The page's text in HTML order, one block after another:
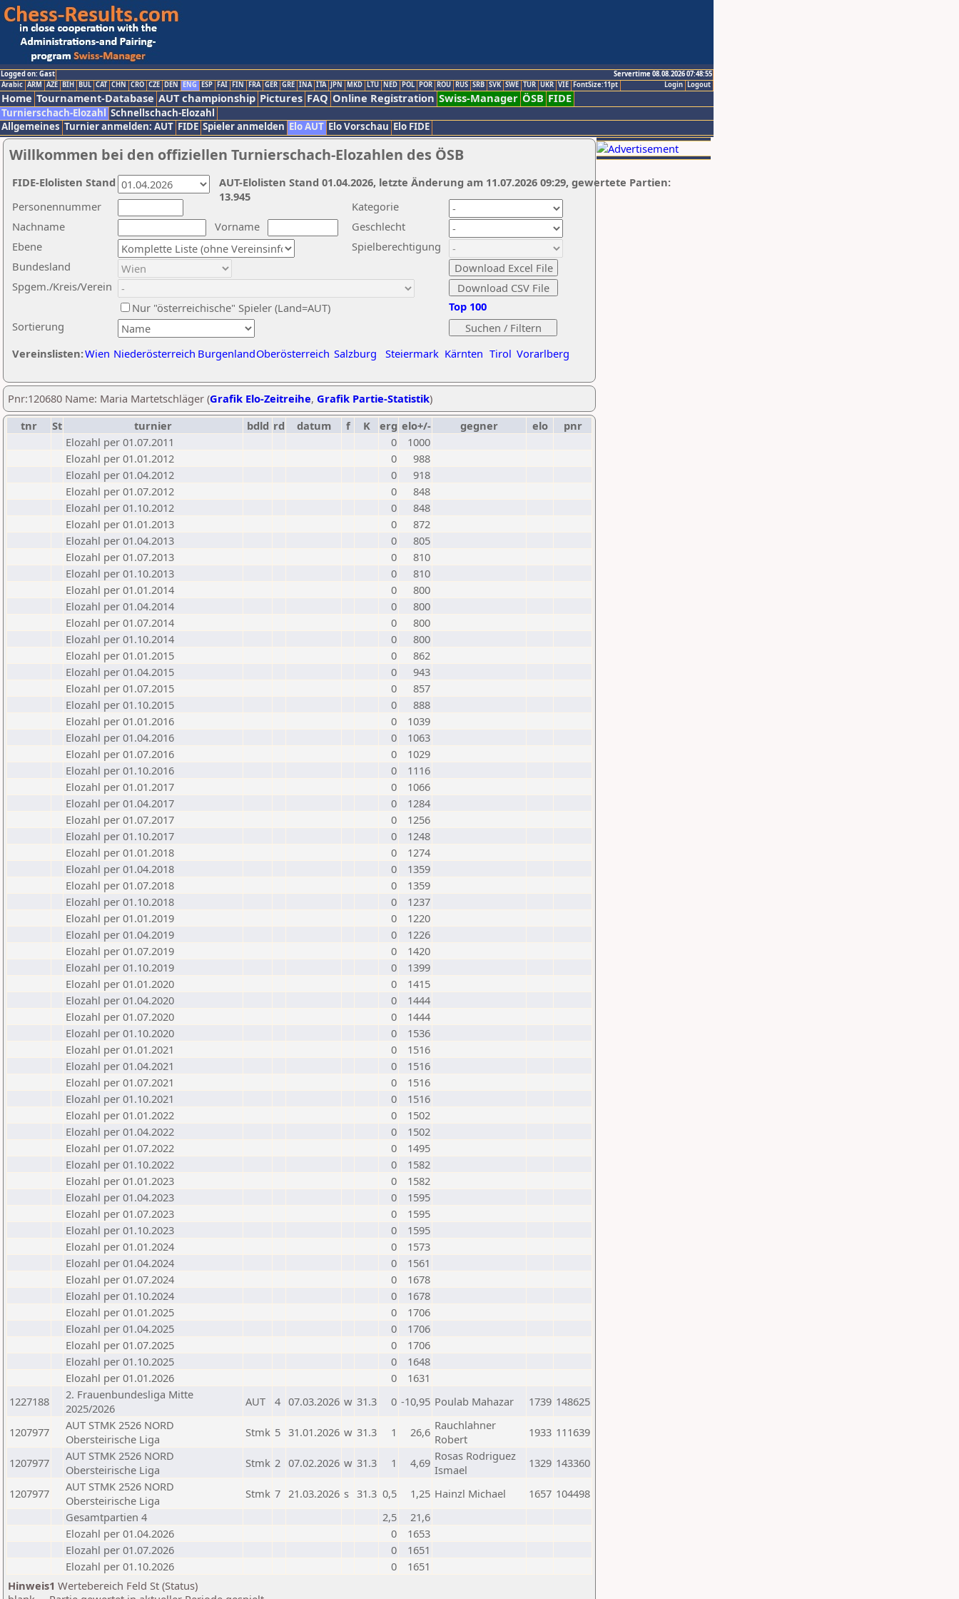
Logged on: Gast
Servertime 08.08.2026 07:48:55
Logout
Login
Arabic ARM AZE BIH BUL CAT CHN CRO CZE DEN ENG ESP FAI FIN FRA GER GRE INA ITA JPN MKD LTU NED POL POR ROU RUS SRB SVK SWE TUR UKR VIE FontSize:11pt
Home Tournament-Database AUT championship Pictures FAQ Online Registration Swiss-Manager ÖSB FIDE
Turnierschach-Elozahl Schnellschach-Elozahl
Allgemeines Turnier anmelden: AUT FIDE Spieler anmelden Elo AUT Elo Vorschau Elo FIDE
Willkommen bei den offiziellen Turnierschach-Elozahlen des ÖSB
Nachname
Vorname
Ebene
Kategorie
Sortierung
Personennummer
Bundesland
Spgem./Kreis/Verein
Geschlecht
Nur "österreichische" Spieler (Land=AUT)
Spielberechtigung
Vereinslisten:Wien Niederösterreich BurgenlandOberösterreich Salzburg Steiermark Kärnten Tirol Vorarlberg
Top 100
AUT-Elolisten Stand 01.04.2026, letzte Änderung am 11.07.2026 09:29, gewertete Partien:
13.945
FIDE-Elolisten Stand
Pnr:120680 Name: Maria Martetschläger (Grafik Elo-Zeitreihe, Grafik Partie-Statistik)
tnr
St turnier bdld rd datum f K erg elo+/- gegner elo
pnr
Elozahl per 01.07.2011
0
1000
Elozahl per 01.01.2012
0
988
Elozahl per 01.04.2012
0
918
Elozahl per 01.07.2012
0
848
Elozahl per 01.10.2012
0
848
Elozahl per 01.01.2013
0
872
Elozahl per 01.04.2013
0
805
Elozahl per 01.07.2013
0
810
Elozahl per 01.10.2013
0
810
Elozahl per 01.01.2014
0
800
Elozahl per 01.04.2014
0
800
Elozahl per 01.07.2014
0
800
Elozahl per 01.10.2014
0
800
Elozahl per 01.01.2015
0
862
Elozahl per 01.04.2015
0
943
Elozahl per 01.07.2015
0
857
Elozahl per 01.10.2015
0
888
Elozahl per 01.01.2016
0
1039
Elozahl per 01.04.2016
0
1063
Elozahl per 01.07.2016
0
1029
Elozahl per 01.10.2016
0
1116
Elozahl per 01.01.2017
0
1066
Elozahl per 01.04.2017
0
1284
Elozahl per 01.07.2017
0
1256
Elozahl per 01.10.2017
0
1248
Elozahl per 01.01.2018
0
1274
Elozahl per 01.04.2018
0
1359
Elozahl per 01.07.2018
0
1359
Elozahl per 01.10.2018
0
1237
Elozahl per 01.01.2019
0
1220
Elozahl per 01.04.2019
0
1226
Elozahl per 01.07.2019
0
1420
Elozahl per 01.10.2019
0
1399
Elozahl per 01.01.2020
0
1415
Elozahl per 01.04.2020
0
1444
Elozahl per 01.07.2020
0
1444
Elozahl per 01.10.2020
0
1536
Elozahl per 01.01.2021
0
1516
Elozahl per 01.04.2021
0
1516
Elozahl per 01.07.2021
0
1516
Elozahl per 01.10.2021
0
1516
Elozahl per 01.01.2022
0
1502
Elozahl per 01.04.2022
0
1502
Elozahl per 01.07.2022
0
1495
Elozahl per 01.10.2022
0
1582
Elozahl per 01.01.2023
0
1582
Elozahl per 01.04.2023
0
1595
Elozahl per 01.07.2023
0
1595
Elozahl per 01.10.2023
0
1595
Elozahl per 01.01.2024
0
1573
Elozahl per 01.04.2024
0
1561
Elozahl per 01.07.2024
0
1678
Elozahl per 01.10.2024
0
1678
Elozahl per 01.01.2025
0
1706
Elozahl per 01.04.2025
0
1706
Elozahl per 01.07.2025
0
1706
Elozahl per 01.10.2025
0
1648
Elozahl per 01.01.2026
0
1631
1227188
2. Frauenbundesliga Mitte
2025/2026
AUT 4 07.03.2026 w 31.3 0 -10,95 Poulab Mahazar 1739 148625
1207977
AUT STMK 2526 NORD
Obersteirische Liga
Stmk 5 31.01.2026 w 31.3 1 26,6 Rauchlahner
Robert
1933 111639
1207977
AUT STMK 2526 NORD
Obersteirische Liga
Stmk 2 07.02.2026 w 31.3 1 4,69 Rosas Rodriguez
Ismael
1329 143360
1207977
AUT STMK 2526 NORD
Obersteirische Liga
Stmk 7 21.03.2026 s 31.3 0,5 1,25 Hainzl Michael 1657 104498
Gesamtpartien 4
2,5
21,6
Elozahl per 01.04.2026
0
1653
Elozahl per 01.07.2026
0
1651
Elozahl per 01.10.2026
0
1651
Hinweis1 Wertebereich Feld St (Status)